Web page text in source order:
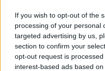
If you wish to opt-out of the
processing of your personal
targeted advertising by us,
section to confirm your
opt-out request is
interest-based ads based
Pozostały
Zobacz, co zyskują